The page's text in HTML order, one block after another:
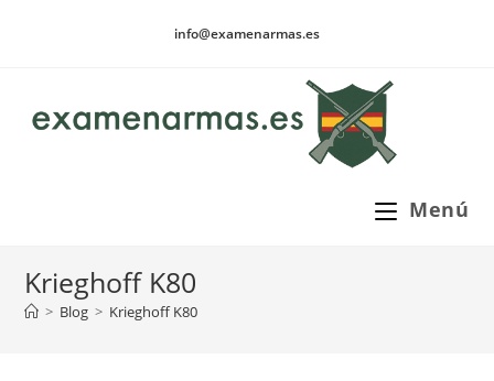
info@examenarmas.es
Menú
Krieghoff K80
> Blog > Krieghoff K80